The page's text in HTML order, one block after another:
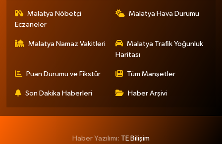
Malatya Nöbetçi
Eczaneler
Malatya Hava Durumu
Malatya Namaz Vakitleri
Malatya Trafik Yoğunluk
Haritası
Puan Durumu ve Fikstür Tüm Manşetler
Son Dakika Haberleri Haber Arşivi
Haber Yazılımı: TE Bilişim